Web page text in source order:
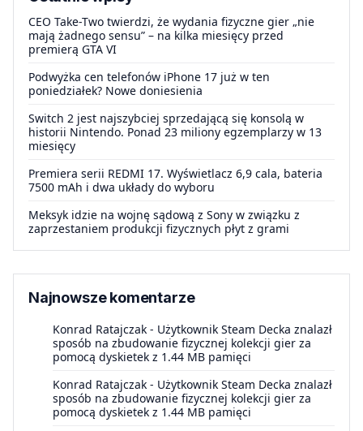
CEO Take-Two twierdzi, że wydania fizyczne gier „nie
mają żadnego sensu” – na kilka miesięcy przed
premierą GTA VI
Podwyżka cen telefonów iPhone 17 już w ten
poniedziałek? Nowe doniesienia
Switch 2 jest najszybciej sprzedającą się konsolą w
historii Nintendo. Ponad 23 miliony egzemplarzy w 13
miesięcy
Premiera serii REDMI 17. Wyświetlacz 6,9 cala, bateria
7500 mAh i dwa układy do wyboru
Meksyk idzie na wojnę sądową z Sony w związku z
zaprzestaniem produkcji fizycznych płyt z grami
Najnowsze komentarze
Konrad Ratajczak - Użytkownik Steam Decka znalazł
sposób na zbudowanie fizycznej kolekcji gier za
pomocą dyskietek z 1.44 MB pamięci
Konrad Ratajczak - Użytkownik Steam Decka znalazł
sposób na zbudowanie fizycznej kolekcji gier za
pomocą dyskietek z 1.44 MB pamięci